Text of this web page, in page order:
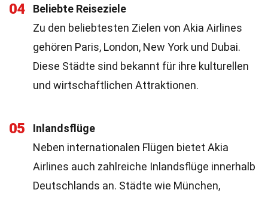
04
Beliebte Reiseziele
Zu den beliebtesten Zielen von Akia Airlines
gehören Paris, London, New York und Dubai.
Diese Städte sind bekannt für ihre kulturellen
und wirtschaftlichen Attraktionen.
05
Inlandsflüge
Neben internationalen Flügen bietet Akia
Airlines auch zahlreiche Inlandsflüge innerhalb
Deutschlands an. Städte wie München,